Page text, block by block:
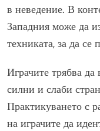
в неведение. В
Западния може да
техниката, за да се
Играчите трябва да
силни и слаби
Практикуването с
на играчите да